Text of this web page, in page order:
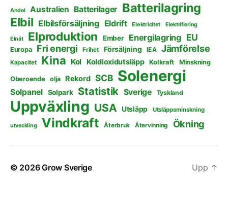
Andel Australien Batterilager Batterilagring
Elbil Elbilsförsäljning Eldrift Elektricitet Elektrifiering
Elnät Elproduktion Ember Energilagring EU
Europa Fri energi Frihet Försäljning IEA Jämförelse
Kapacitet Kina Kol Koldioxidutsläpp Kolkraft Minskning
Oberoende olja Rekord SCB Solenergi
Solpanel Solpark Statistik Sverige Tyskland
Uppväxling USA Utsläpp Utsläppsminskning
utveckling Vindkraft Återbruk Återvinning Ökning
© 2026Grow Sverige Upp ↑